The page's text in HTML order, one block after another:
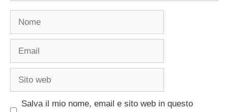
Nome
Email
Sito
Salva il mio nome, email e sito web in questo